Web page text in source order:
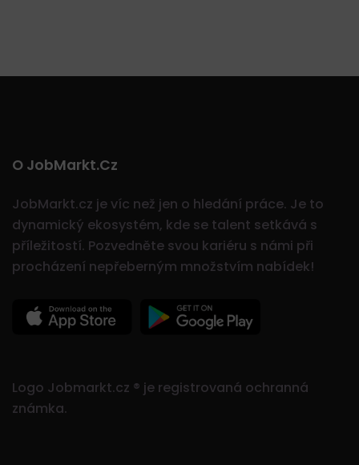
O JobMarkt.cz
JobMarkt.cz je víc než jen o hledání práce. Je to
dynamický ekosystém, kde se talent setkává s
příležitostí. Pozvedněte svou kariéru s námi při
procházení nepřeberným množstvím nabídek!
Logo Jobmarkt.cz ® je registrovaná ochranná
známka.